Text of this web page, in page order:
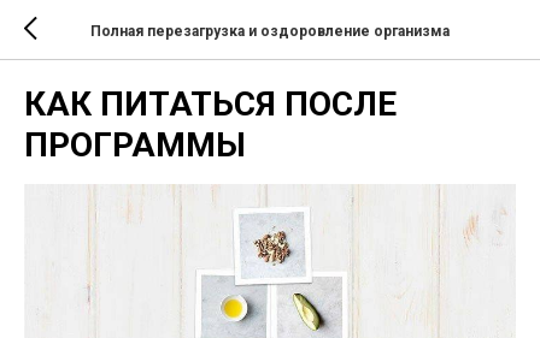
Полная перезагрузка и оздоровление организма
КАК ПИТАТЬСЯ ПОСЛЕ
ПРОГРАММЫ